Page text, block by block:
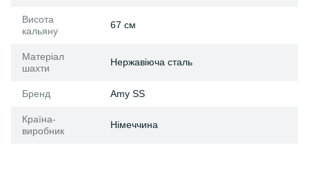
Висота
кальяну
67 см
Матеріал
шахти
Нержавіюча сталь
Бренд Amy SS
Країна-
виробник
Німеччина